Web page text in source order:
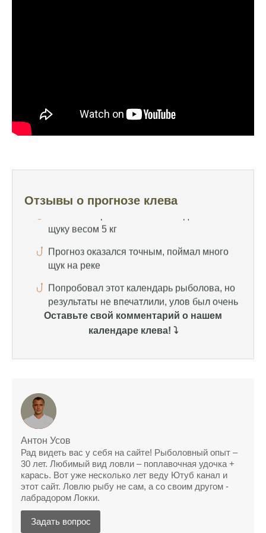
Отзывы о прогнозе клева
Календарь рыболова иногда работает,
иногда нет, это всегда лотерея
щуку весом 5 кг
щук на реке
Попробовал этот календарь рыболова, но
скромным
отлично, уловил карпа и налима
Уже второй раз пользуюсь этим прогнозом,
всегда помогает найти активных хищников
Сегодняшний прогноз клева оказался
полной ерундой, ни одной рыбы не поймал
Поймал всего одну рыбу, несмотря на
"удачный" прогноз клева, разочарован
Сегодняшний прогноз клева позволил мне
успешно поймать крупную щуку.
Прогноз клева на рыбалку на следующую
неделю обещает хорошие результаты.
Оставьте свой комментарий о нашем
календаре клева! ⤵️
Антон Усов
Рад видеть вас у себя на сайте! Рыболовный опыт –
30 лет. Любимый вид ловли – поплавочная удочка +
карась. Вот уже несколько лет веду Ютуб канал и
этот сайт. Ловлю рыбу не сам, а со своим другом -
лабрадором Локки.
Задать вопрос